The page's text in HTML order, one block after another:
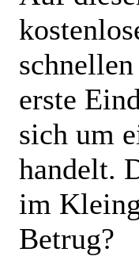
erste
sich um
handelt.
im
Betrug?